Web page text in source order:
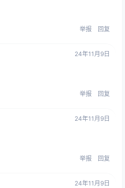
举报 回复
24年11月9日
举报 回复
24年11月9日
举报 回复
24年11月9日